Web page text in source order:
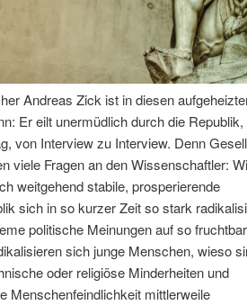
Andreas Zick ist in diesen
Er eilt unermüdlich durch die
von Interview zu Interview. Denn
viele Fragen an den Wissenschaftler:
weitgehend stabile, prosperierende
sich in so kurzer Zeit so stark
politische Meinungen auf so
sich junge Menschen, wieso
oder religiöse Minderheiten und
Menschenfeindlichkeit mittlerweile